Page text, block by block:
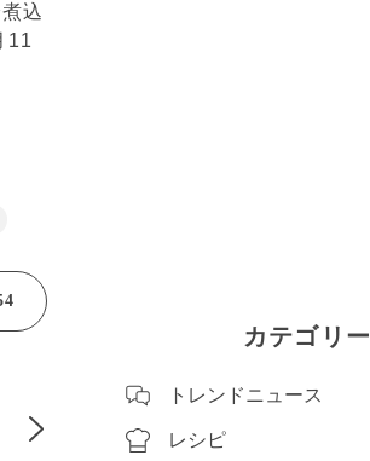
込
11
カテゴリー
トレンドニュース
レシピ